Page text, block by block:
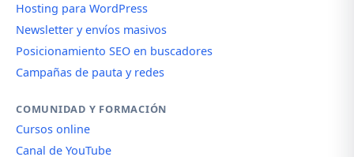
Hosting para WordPress
Newsletter y envíos masivos
Posicionamiento SEO en buscadores
Campañas de pauta y redes
COMUNIDAD Y FORMACIÓN
Cursos online
Canal de YouTube